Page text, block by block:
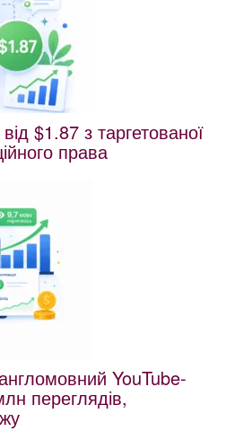
$1.87 з таргетованої
права
YouTube-
переглядів,